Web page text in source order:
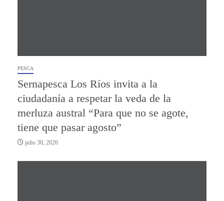
PESCA
Sernapesca Los Ríos invita a la
ciudadanía a respetar la veda de la
merluza austral “Para que no se agote,
tiene que pasar agosto”
julio 30, 2026